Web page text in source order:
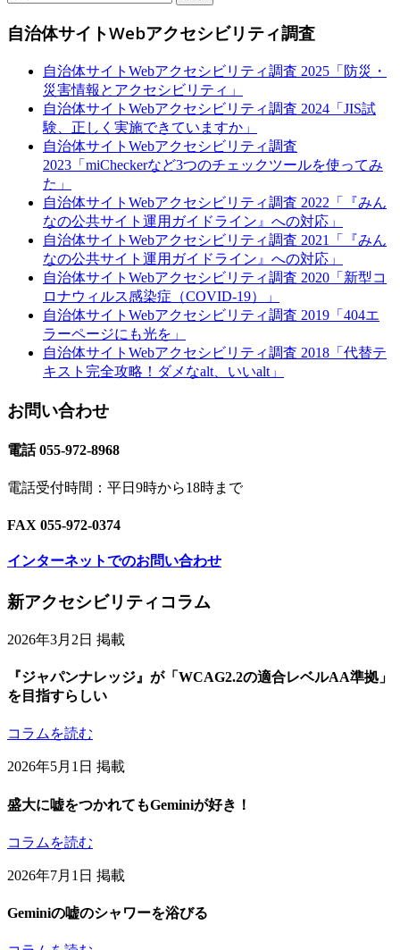
自治体サイトWebアクセシビリティ調査
自治体サイトWebアクセシビリティ調査 2025「防災・
災害情報とアクセシビリティ」
自治体サイトWebアクセシビリティ調査 2024「JIS試
験、正しく実施できていますか」
自治体サイトWebアクセシビリティ調査
2023「miCheckerなど3つのチェックツールを使ってみ
た」
自治体サイトWebアクセシビリティ調査 2022「『みん
なの公共サイト運用ガイドライン』への対応」
自治体サイトWebアクセシビリティ調査 2021「『みん
なの公共サイト運用ガイドライン』への対応」
自治体サイトWebアクセシビリティ調査 2020「新型コ
ロナウィルス感染症（COVID-19）」
自治体サイトWebアクセシビリティ調査 2019「404エ
ラーページにも光を」
自治体サイトWebアクセシビリティ調査 2018「代替テ
キスト完全攻略！ダメなalt、いいalt」
お問い合わせ
電話 055-972-8968
電話受付時間：平日9時から18時まで
FAX 055-972-0374
インターネットでのお問い合わせ
Footer
新アクセシビリティコラム
2026年3月2日 掲載
『ジャパンナレッジ』が「WCAG2.2の適合レベルAA準拠」
を目指すらしい
コラムを読む
2026年5月1日 掲載
盛大に嘘をつかれてもGeminiが好き！
コラムを読む
2026年7月1日 掲載
Geminiの嘘のシャワーを浴びる